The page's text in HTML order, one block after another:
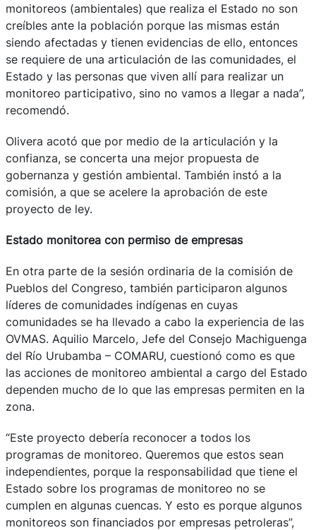
monitoreos (ambientales) que realiza el Estado no son
creíbles ante la población porque las mismas están
siendo afectadas y tienen evidencias de ello, entonces
se requiere de una articulación de las comunidades, el
Estado y las personas que viven allí para realizar un
monitoreo participativo, sino no vamos a llegar a nada”,
recomendó.
Olivera acotó que por medio de la articulación y la
confianza, se concerta una mejor propuesta de
gobernanza y gestión ambiental. También instó a la
comisión, a que se acelere la aprobación de este
proyecto de ley.
Estado monitorea con permiso de empresas
En otra parte de la sesión ordinaria de la comisión de
Pueblos del Congreso, también participaron algunos
líderes de comunidades indígenas en cuyas
comunidades se ha llevado a cabo la experiencia de las
OVMAS. Aquilio Marcelo, Jefe del Consejo Machiguenga
del Río Urubamba – COMARU, cuestionó como es que
las acciones de monitoreo ambiental a cargo del Estado
dependen mucho de lo que las empresas permiten en la
zona.
“Este proyecto debería reconocer a todos los
programas de monitoreo. Queremos que estos sean
independientes, porque la responsabilidad que tiene el
Estado sobre los programas de monitoreo no se
cumplen en algunas cuencas. Y esto es porque algunos
monitoreos son financiados por empresas petroleras”,